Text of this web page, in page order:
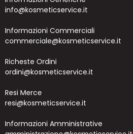
info@kosmeticservice.it
Informazioni Commerciali
commerciale@kosmeticservice.it
Richeste Ordini
ordini@kosmeticservice.it
Resi Merce
resi@kosmeticservice.it
Informazioni Amministrative